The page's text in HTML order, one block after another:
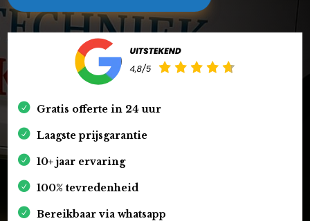
Gratis offerte in 24 uur
Laagste prijsgarantie
10+ jaar ervaring
100% tevredenheid
Bereikbaar via whatsapp